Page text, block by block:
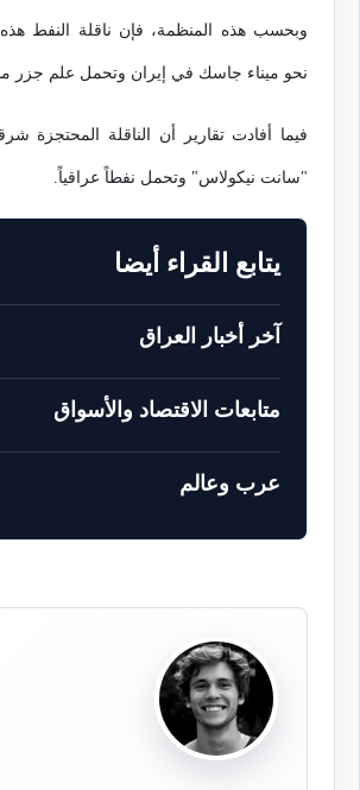
وبحسب هذه المنظمة، فإن ناقلة النفط
نحو ميناء جاسك في إيران وتحمل علم جزر
فيما أفادت تقارير أن الناقلة المحتجزة
"سانت نيكولاس" وتحمل نفطاً عراقياً.
يتابع القراء أيضا
آخر أخبار العراق
متابعات الاقتصاد والأسواق
عرب وعالم